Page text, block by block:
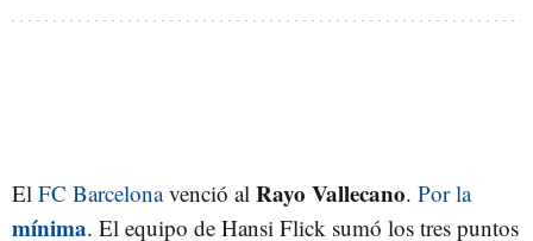
El FC Barcelonavenció al Rayo Vallecano. Por la
mínima. El equipo de Hansi Flick sumó los tres puntos